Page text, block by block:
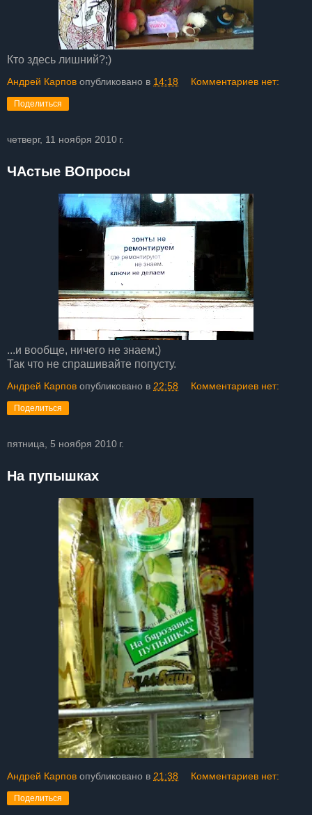
Кто здесь лишний?;)
Андрей Карпов опубликовано в 14:18 Комментариев нет:
Поделиться
четверг, 11 ноября 2010 г.
ЧАстые ВОпросы
...и вообще, ничего не знаем;)
Так что не спрашивайте попусту.
Андрей Карпов опубликовано в 22:58 Комментариев нет:
Поделиться
пятница, 5 ноября 2010 г.
На пупышках
Андрей Карпов опубликовано в 21:38 Комментариев нет:
Поделиться